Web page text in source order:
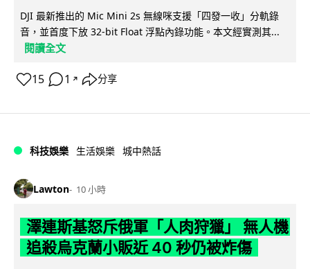
DJI 最新推出的 Mic Mini 2s 無線咪支援「四發一收」分軌錄
音，並首度下放 32-bit Float 浮點內錄功能。本文經實測其...
閱讀全文
15 1 ↗ 分享
科技娛樂 生活娛樂 城中熱話
Lawton 10 小時
澤連斯基怒斥俄軍「人肉狩獵」 無人機
追殺烏克蘭小販近 40 秒仍被炸傷